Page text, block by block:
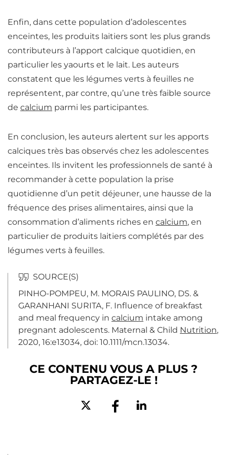
Enfin, dans cette population d’adolescentes
enceintes, les produits laitiers sont les plus grands
contributeurs à l’apport calcique quotidien, en
particulier les yaourts et le lait. Les auteurs
constatent que les légumes verts à feuilles ne
représentent, par contre, qu’une très faible source
de calcium parmi les participantes.
En conclusion, les auteurs alertent sur les apports
calciques très bas observés chez les adolescentes
enceintes. Ils invitent les professionnels de santé à
recommander à cette population la prise
quotidienne d’un petit déjeuner, une hausse de la
fréquence des prises alimentaires, ainsi que la
consommation d’aliments riches en calcium, en
particulier de produits laitiers complétés par des
légumes verts à feuilles.
PINHO-POMPEU, M. MORAIS PAULINO, DS. &
GARANHANI SURITA, F. Influence of breakfast
and meal frequency in calcium intake among
pregnant adolescents. Maternal & Child Nutrition,
2020, 16:e13034, doi: 10.1111/mcn.13034.
CE CONTENU VOUS A PLUS ?
PARTAGEZ-LE !